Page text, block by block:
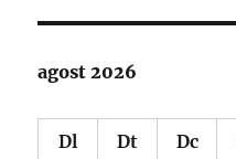
agost 2026
Dl Dt Dc